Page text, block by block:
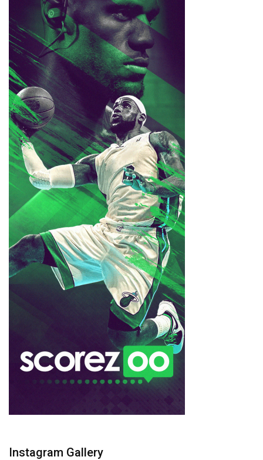
Instagram Gallery